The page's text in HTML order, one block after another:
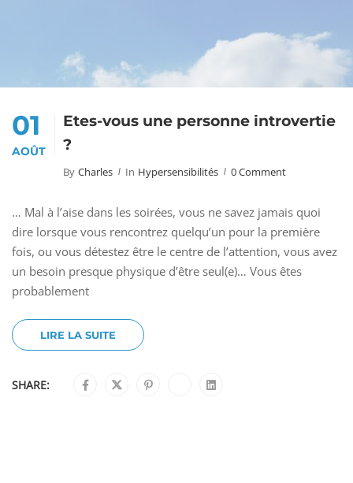
01
AOÛT
Êtes-vous une personne introvertie
?
By Charles In Hypersensibilités 0 Comment
… Mal à l’aise dans les soirées, vous ne savez jamais quoi
dire lorsque vous rencontrez quelqu’un pour la première
fois, ou vous détestez être le centre de l’attention, vous avez
un besoin presque physique d’être seul(e)… Vous êtes
probablement
LIRE LA SUITE
SHARE: